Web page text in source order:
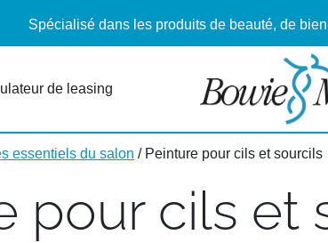
Spécialisé dans les produits de beauté, de
de leasing
essentiels du salon / Peinture pour cils et sourcils
pour cils et